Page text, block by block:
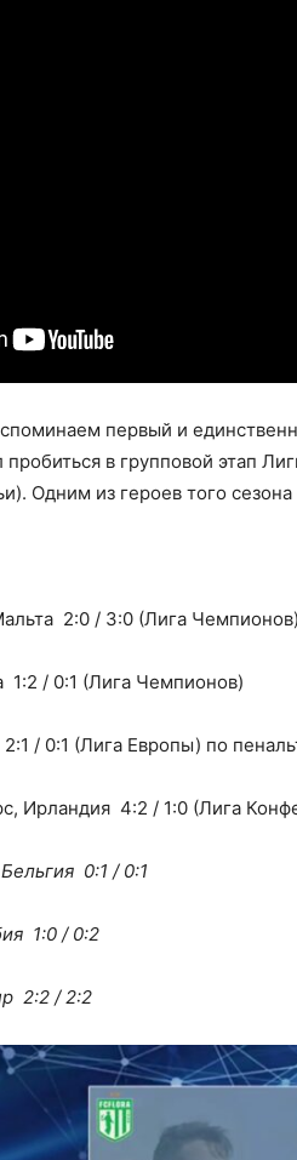
первый и
в групповой этап
Одним из героев того
2:0 / 3:0 (Лига
/ 0:1 (Лига Чемпионов)
/ 0:1 (Лига Европы) по
Ирландия 4:2 / 1:0 (Лига
0:1 / 0:1
1:0 / 0:2
2:2 / 2:2